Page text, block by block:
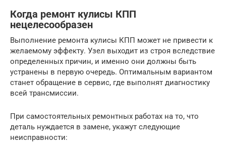
Когда ремонт кулисы КПП
нецелесообразен
Выполнение ремонта кулисы КПП может не привести к
желаемому эффекту. Узел выходит из строя вследствие
определенных причин, и именно они должны быть
устранены в первую очередь. Оптимальным вариантом
станет обращение в сервис, где выполнят диагностику
всей трансмиссии.
При самостоятельных ремонтных работах на то, что
деталь нуждается в замене, укажут следующие
неисправности: